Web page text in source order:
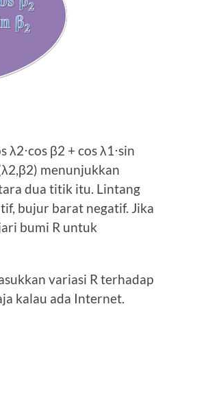
λ2⋅cos β2 + cos λ1⋅sin
menunjukkan
dua titik itu. Lintang
bujur barat negatif. Jika
bumi R untuk
variasi R terhadap
kalau ada Internet.